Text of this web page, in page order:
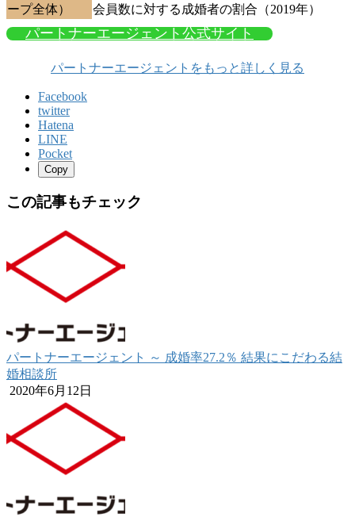
ープ全体）
会員数に対する成婚者の割合（2019年）
パートナーエージェント公式サイト
パートナーエージェントをもっと詳しく見る
Facebook
twitter
Hatena
LINE
Pocket
Copy
この記事もチェック
パートナーエージェント ～ 成婚率27.2％ 結果にこだわる結
婚相談所
2020年6月12日